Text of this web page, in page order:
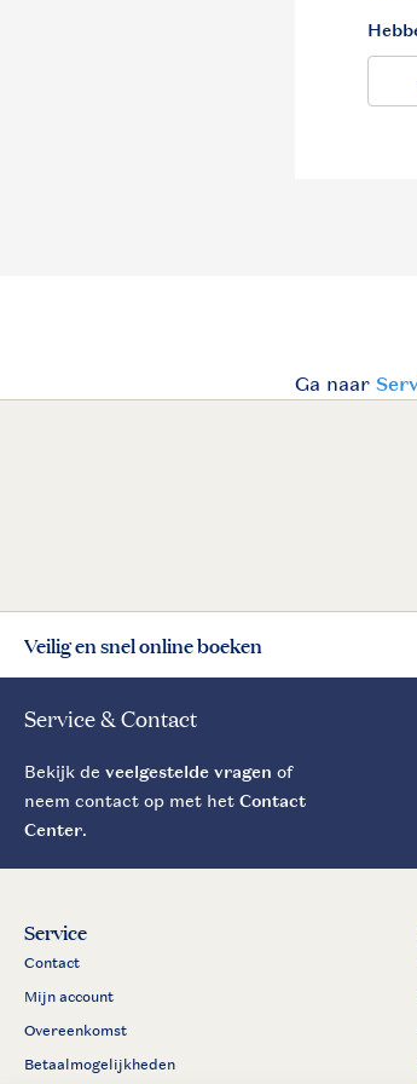
Veilig en snel online boeken
Service & Contact
Bekijk de veelgestelde vragen of
neem contact op met het Contact
Center.
Service
Contact
Mijn account
Overeenkomst
Betaalmogelijkheden